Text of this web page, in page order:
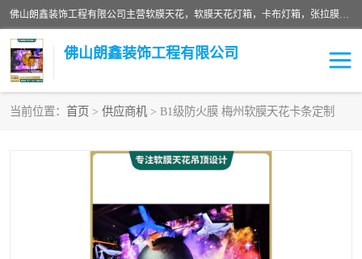
佛山朗鑫装饰工程有限公司主营软膜天花，软膜天花灯箱，卡布灯箱，张拉膜等产品，价格实惠，支持定制；公司专业装饰铺面，家居，会展特装，软膜等工程，技能精良人员，安装快、价格合理，质量保证、热诚与各方有识人士合作，欢迎新老客户来电咨询。
佛山朗鑫装饰工程有限公司
当前位置： 首页 > 供应商机 > B1级防火膜 梅州软膜天花卡条定制